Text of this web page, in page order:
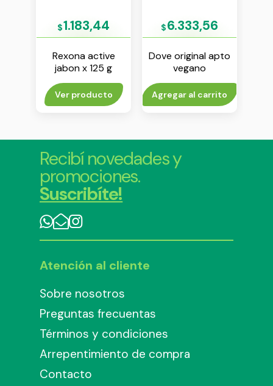
$1.183,44
Rexona active
jabon x 125 g
Ver producto
$6.333,56
Dove original apto
vegano
antitranspirante en
aerosol x 150 ml
Agregar al carrito
Recibí novedades y
promociones.
Suscribíte!
Atención al cliente
Sobre nosotros
Preguntas frecuentas
Términos y condiciones
Arrepentimiento de compra
Contacto